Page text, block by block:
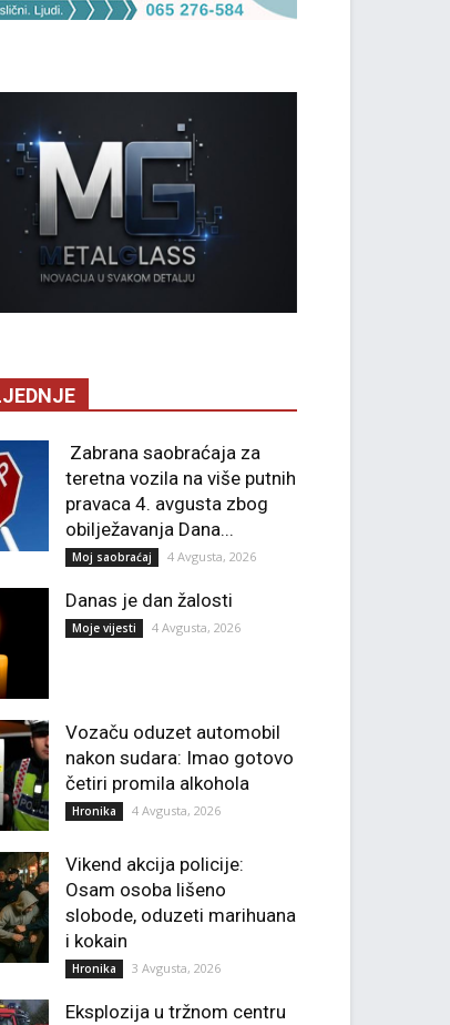
Zabrana saobraćaja za
teretna vozila na više putnih
pravaca 4. avgusta zbog
obilježavanja Dana...
Moj saobraćaj 4 Avgusta, 2026
Danas je dan žalosti
Moje vijesti 4 Avgusta, 2026
Vozaču oduzet automobil
nakon sudara: Imao gotovo
četiri promila alkohola
Hronika 4 Avgusta, 2026
Vikend akcija policije:
Osam osoba lišeno
slobode, oduzeti marihuana
i kokain
Hronika 3 Avgusta, 2026
Eksplozija u tržnom centru